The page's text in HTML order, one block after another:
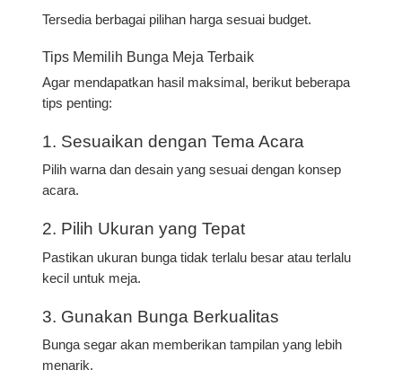
Tersedia berbagai pilihan harga sesuai budget.
Tips Memilih Bunga Meja Terbaik
Agar mendapatkan hasil maksimal, berikut beberapa
tips penting:
1. Sesuaikan dengan Tema Acara
Pilih warna dan desain yang sesuai dengan konsep
acara.
2. Pilih Ukuran yang Tepat
Pastikan ukuran bunga tidak terlalu besar atau terlalu
kecil untuk meja.
3. Gunakan Bunga Berkualitas
Bunga segar akan memberikan tampilan yang lebih
menarik.